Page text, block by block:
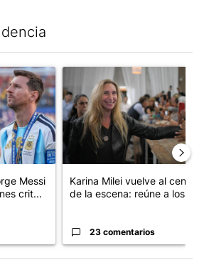
con el título "Milei despidió a Jorge
Messi
crit...
Un artículo de tendencia
Karina Milei vuelve al centro
de la escena: reúne a los...
23 comentarios